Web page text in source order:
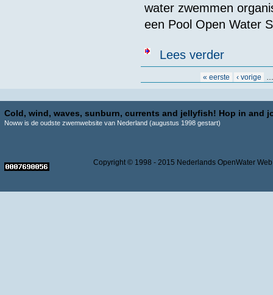
water zwemmen
een Pool Open Water
Lees verderover Pool
« eerste ‹ vorige
Cold, wind, waves, sunburn, currents and jellyfish! Hop in and
Noww is de oudste zwemwebsite van Nederland (augustus 1998 gestart)
Copyright © 1998 - 2015 Nederlands OpenWater